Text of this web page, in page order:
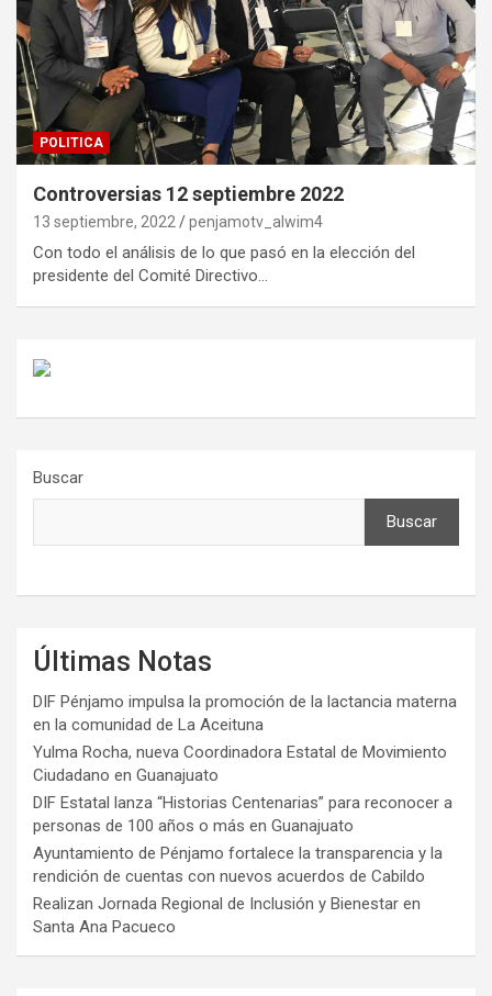
POLITICA
Controversias 12 septiembre 2022
13 septiembre, 2022 penjamotv_alwim4
Con todo el análisis de lo que pasó en la elección del
presidente del Comité Directivo…
Buscar
Buscar
Últimas Notas
DIF Pénjamo impulsa la promoción de la lactancia materna
en la comunidad de La Aceituna
Yulma Rocha, nueva Coordinadora Estatal de Movimiento
Ciudadano en Guanajuato
DIF Estatal lanza “Historias Centenarias” para reconocer a
personas de 100 años o más en Guanajuato
Ayuntamiento de Pénjamo fortalece la transparencia y la
rendición de cuentas con nuevos acuerdos de Cabildo
Realizan Jornada Regional de Inclusión y Bienestar en
Santa Ana Pacueco